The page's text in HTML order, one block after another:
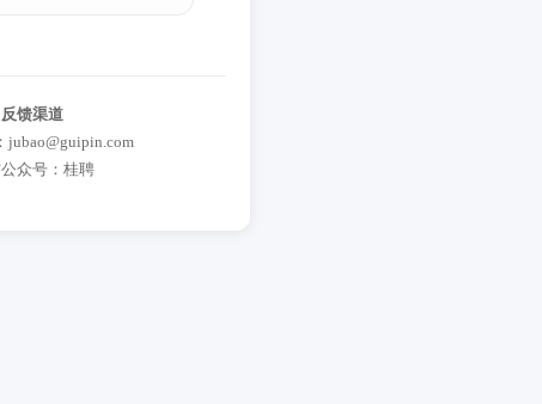
反馈渠道
jubao@guipin.com
众号：桂聘